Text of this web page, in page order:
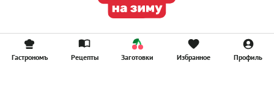
Гастрономъ Рецепты Заготовки Избранное Профиль